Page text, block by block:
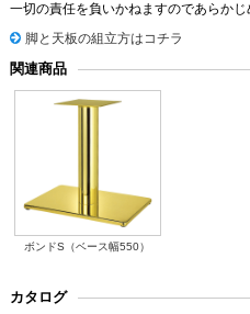
一切の責任を負いかねますのであらかじ
脚と天板の組立方はコチラ
関連商品
ボンドS（ベース幅550）
カタログ